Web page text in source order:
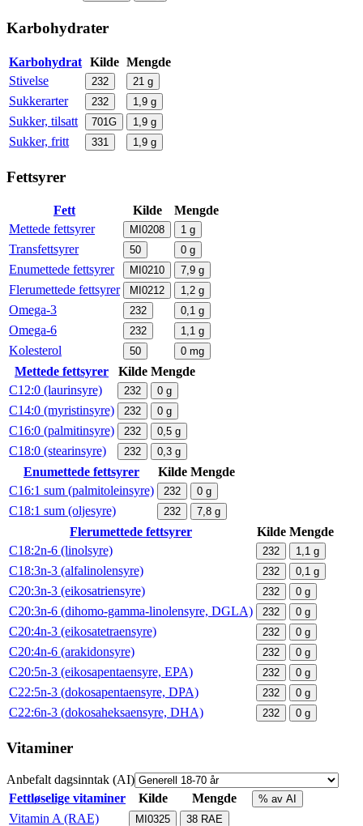
Karbohydrater
Karbohydrat Kilde Mengde
Stivelse
232 21 g
Sukkerarter 232 1,9 g
Sukker, tilsatt 701G 1,9 g
Sukker, fritt 331 1,9 g
Fettsyrer
Fett Kilde
Mengde
Mettede fettsyrer
MI0208 1 g
Transfettsyrer 50 0 g
Enumettede fettsyrer MI0210 7,9 g
Flerumettede fettsyrer MI0212 1,2 g
Omega-3 232 0,1 g
Omega-6 232 1,1 g
Kolesterol 50 0 mg
Mettede fettsyrer Kilde Mengde
C12:0 (laurinsyre)
232 0 g
C14:0 (myristinsyre) 232 0 g
C16:0 (palmitinsyre) 232 0,5 g
C18:0 (stearinsyre) 232 0,3 g
Enumettede fettsyrer Kilde Mengde
C16:1 sum (palmitoleinsyre)
232 0 g
C18:1 sum (oljesyre) 232 7,8 g
Flerumettede fettsyrer Kilde Mengde
C18:2n-6 (linolsyre)
232 1,1 g
C18:3n-3 (alfalinolensyre) 232 0,1 g
C20:3n-3 (eikosatriensyre) 232 0 g
C20:3n-6 (dihomo-gamma-linolensyre, DGLA) 232 0 g
C20:4n-3 (eikosatetraensyre) 232 0 g
C20:4n-6 (arakidonsyre) 232 0 g
C20:5n-3 (eikosapentaensyre, EPA) 232 0 g
C22:5n-3 (dokosapentaensyre, DPA) 232 0 g
C22:6n-3 (dokosaheksaensyre, DHA) 232 0 g
Vitaminer
Anbefalt dagsinntak (AI)
Fettløselige vitaminer
Kilde Mengde % av AI
Vitamin A (RAE) MI0325 38 RAE